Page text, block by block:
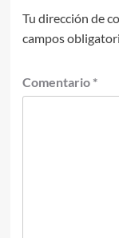
Tu dirección de
campos
Comentario *